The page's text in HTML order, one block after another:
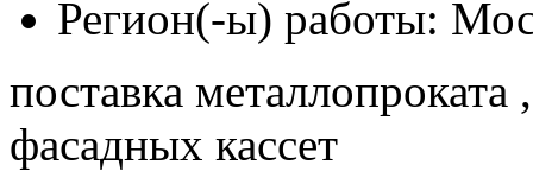
Регион(-ы) работы:
поставка
фасадных кассет